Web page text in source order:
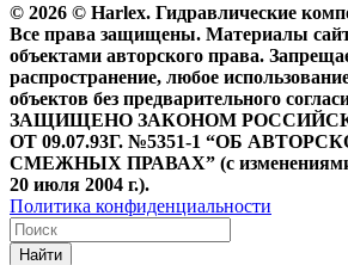
© 2026 © Harlex. Гидравлические
Все права защищены. Материалы
объектами авторского права.
распространение, любое
объектов без предварительного
ЗАЩИЩЕНО ЗАКОНОМ
ОТ 09.07.93Г. №5351-1 “ОБ
СМЕЖНЫХ ПРАВАХ” (с изменениями
20 июля 2004 г.).
Политика конфиденциальности
Найти